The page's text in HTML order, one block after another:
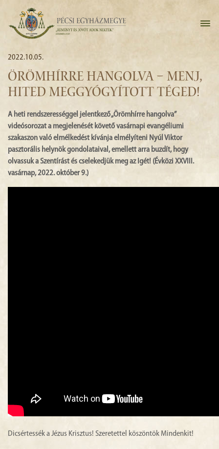
2022.10.05.
ÖRÖMHÍRRE HANGOLVA – MENJ,
HITED MEGGYÓGYÍTOTT TÉGED!
A heti rendszerességgel jelentkező „Örömhírre hangolva”
videósorozat a megjelenését követő vasárnapi evangéliumi
szakaszon való elmélkedést kívánja elmélyíteni Nyúl Viktor
pasztorális helynök gondolataival, emellett arra buzdít, hogy
olvassuk a Szentírást és cselekedjük meg az Igét! (Évközi XXVIII.
vasárnap, 2022. október 9.)
Dicsértessék a Jézus Krisztus! Szeretettel köszöntök Mindenkit!